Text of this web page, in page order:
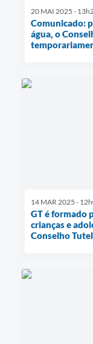
20 MAI 2025 -
Comunicado:
água, o
14 MAR 2025 -
GT é formado
crianças e
Conselho